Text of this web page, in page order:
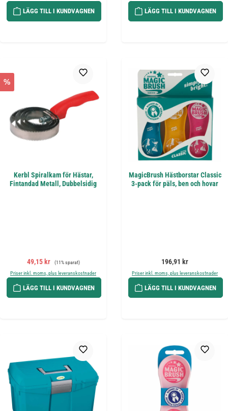
LÄGG TILL I KUNDVAGNEN LÄGG TILL I KUNDVAGNEN
%
Kerbl Spiralkam för Hästar,
Fintandad Metall, Dubbelsidig
Försäljningspris:
49,15 kr Ordinarie pris:
(11% sparat)
Priser inkl. moms, plus leveranskostnader
LÄGG TILL I KUNDVAGNEN
MagicBrush Hästborstar Classic
3-pack för päls, ben och hovar
Ordinarie pris:
196,91 kr
Priser inkl. moms, plus leveranskostnader
LÄGG TILL I KUNDVAGNEN